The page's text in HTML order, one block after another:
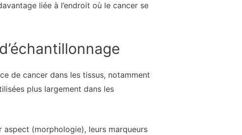
liée à l’endroit où le cancer se
de cancer dans les tissus, notamment
plus largement dans les
(morphologie), leurs marqueurs